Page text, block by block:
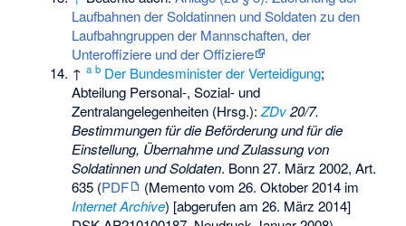
Laufbahnen der Soldatinnen und Soldaten zu den
Laufbahngruppen der Mannschaften, der
Unteroffiziere und der Offiziere
↑a b Der Bundesminister der Verteidigung;
Abteilung Personal-, Sozial- und
Zentralangelegenheiten (Hrsg.):ZDv20/7.
Bestimmungen für die Beförderung und für die
Einstellung, Übernahme und Zulassung von
Soldatinnen und Soldaten. Bonn 27. März 2002, Art.
635 (PDF (Mementovom 26. Oktober 2014 im
Internet Archive) [abgerufen am 26. März 2014]